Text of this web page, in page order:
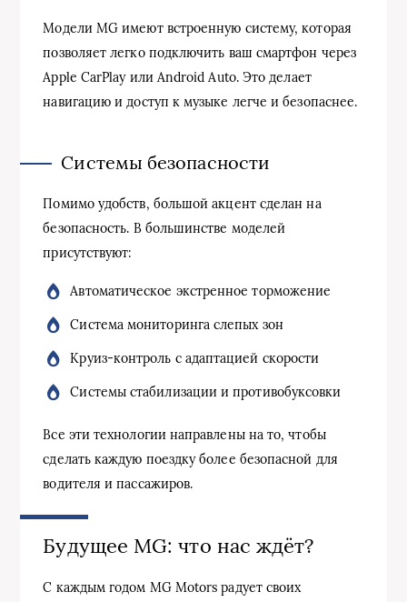
Модели MG имеют встроенную систему, которая
позволяет легко подключить ваш смартфон через
Apple CarPlay или Android Auto. Это делает
навигацию и доступ к музыке легче и безопаснее.
Системы безопасности
Помимо удобств, большой акцент сделан на
безопасность. В большинстве моделей
присутствуют:
Автоматическое экстренное торможение
Система мониторинга слепых зон
Круиз-контроль с адаптацией скорости
Системы стабилизации и противобуксовки
Все эти технологии направлены на то, чтобы
сделать каждую поездку более безопасной для
водителя и пассажиров.
Будущее MG: что нас ждёт?
С каждым годом MG Motors радует своих